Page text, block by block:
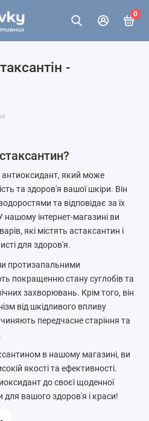
0
-
який може
та здоров'я вашої шкіри. Він
та відповідає за їх
інтернет-магазині ви
які містять астаксантин і
для здоров'я.
протизапальними
покращенню стану суглобів та
захворювань. Крім того, він
від шкідливого впливу
передчасне старіння та
в нашому магазині, ви
якості та ефективності.
до своєї щоденної
для вашого здоров'я і краси!